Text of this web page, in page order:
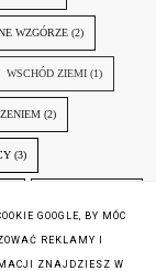
WZGÓRZE (2)
WSCHÓD ZIEMI (1)
(2)
(3)
W ŻYCIU (3)
GOOGLE, BY MÓC
REKLAMY I
ZNAJDZIESZ W